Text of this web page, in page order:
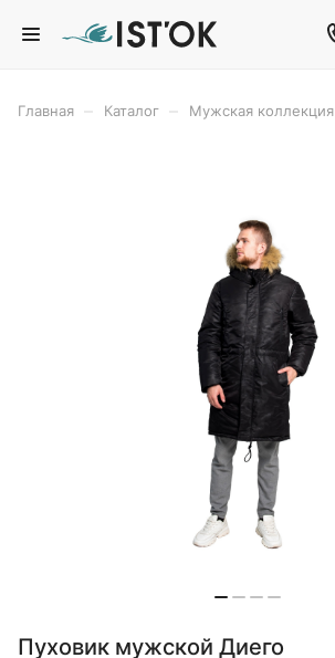
Главная Каталог Мужская коллекция
Пуховик мужской Диего